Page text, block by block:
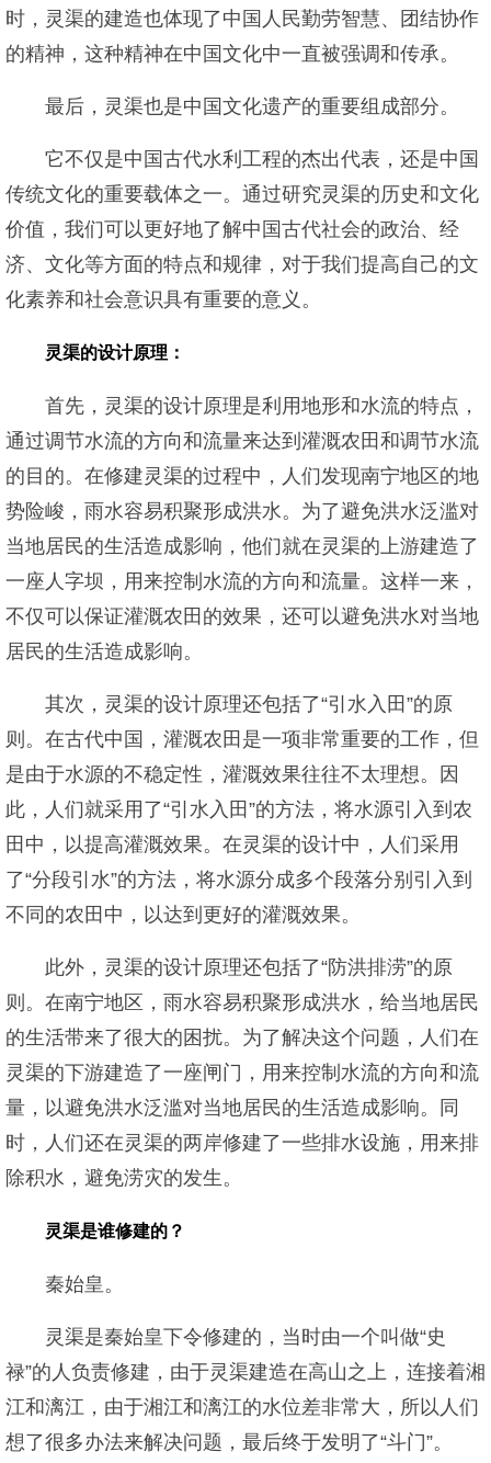
时，灵渠的建造也体现了中国人民勤劳智慧、团结协作
的精神，这种精神在中国文化中一直被强调和传承。
最后，灵渠也是中国文化遗产的重要组成部分。
它不仅是中国古代水利工程的杰出代表，还是中国
传统文化的重要载体之一。通过研究灵渠的历史和文化
价值，我们可以更好地了解中国古代社会的政治、经
济、文化等方面的特点和规律，对于我们提高自己的文
化素养和社会意识具有重要的意义。
灵渠的设计原理：
首先，灵渠的设计原理是利用地形和水流的特点，
通过调节水流的方向和流量来达到灌溉农田和调节水流
的目的。在修建灵渠的过程中，人们发现南宁地区的地
势险峻，雨水容易积聚形成洪水。为了避免洪水泛滥对
当地居民的生活造成影响，他们就在灵渠的上游建造了
一座人字坝，用来控制水流的方向和流量。这样一来，
不仅可以保证灌溉农田的效果，还可以避免洪水对当地
居民的生活造成影响。
其次，灵渠的设计原理还包括了“引水入田”的原
则。在古代中国，灌溉农田是一项非常重要的工作，但
是由于水源的不稳定性，灌溉效果往往不太理想。因
此，人们就采用了“引水入田”的方法，将水源引入到农
田中，以提高灌溉效果。在灵渠的设计中，人们采用
了“分段引水”的方法，将水源分成多个段落分别引入到
不同的农田中，以达到更好的灌溉效果。
此外，灵渠的设计原理还包括了“防洪排涝”的原
则。在南宁地区，雨水容易积聚形成洪水，给当地居民
的生活带来了很大的困扰。为了解决这个问题，人们在
灵渠的下游建造了一座闸门，用来控制水流的方向和流
量，以避免洪水泛滥对当地居民的生活造成影响。同
时，人们还在灵渠的两岸修建了一些排水设施，用来排
除积水，避免涝灾的发生。
灵渠是谁修建的？
秦始皇。
灵渠是秦始皇下令修建的，当时由一个叫做“史
禄”的人负责修建，由于灵渠建造在高山之上，连接着湘
江和漓江，由于湘江和漓江的水位差非常大，所以人们
想了很多办法来解决问题，最后终于发明了“斗门”。